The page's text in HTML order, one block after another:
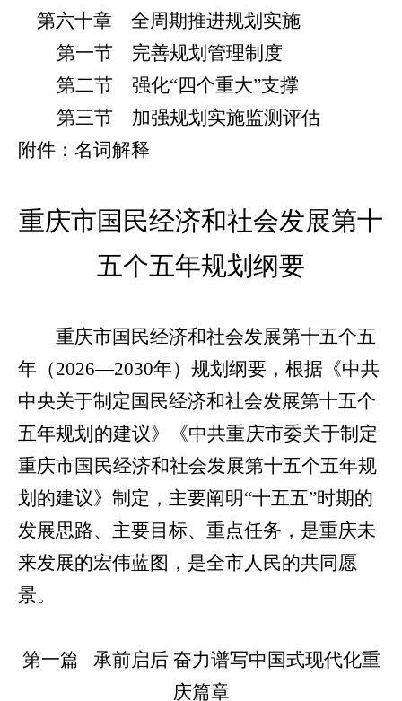
第六十章 全周期推进规划实施
第一节 完善规划管理制度
第二节 强化“四个重大”支撑
第三节 加强规划实施监测评估
附件：名词解释
重庆市国民经济和社会发展第十
五个五年规划纲要
重庆市国民经济和社会发展第十五个五
年（2026—2030年）规划纲要，根据《中共
中央关于制定国民经济和社会发展第十五个
五年规划的建议》《中共重庆市委关于制定
重庆市国民经济和社会发展第十五个五年规
划的建议》制定，主要阐明“十五五”时期的
发展思路、主要目标、重点任务，是重庆未
来发展的宏伟蓝图，是全市人民的共同愿
景。
第一篇 承前启后 奋力谱写中国式现代化重
庆篇章